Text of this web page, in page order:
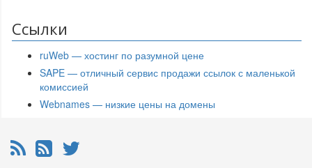
Ссылки
ruWeb — хостинг по разумной цене
SAPE — отличный сервис продажи ссылок с маленькой
комиссией
Webnames — низкие цены на домены
RSS Почтовая рассылка